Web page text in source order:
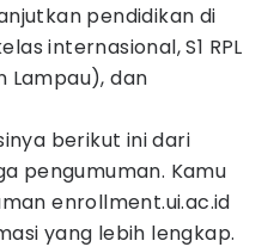
pendidikan di
internasional, S1 RPL
Lampau), dan
berikut ini dari
pengumuman. Kamu
enrollment.ui.ac.id
yang lebih lengkap.